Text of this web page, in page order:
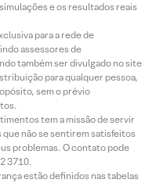
e os resultados reais
para a rede de
assessores de
também ser divulgado no site
para qualquer pessoa,
sem o prévio
tem a missão de servir
não se sentirem satisfeitos
problemas. O contato pode
3710.
estão definidos nas tabelas